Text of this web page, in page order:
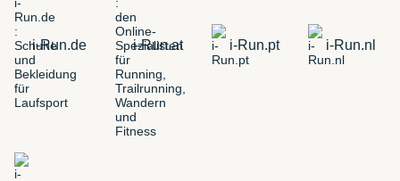
i-Run.de i-Run.at i-Run.pt i-Run.nl